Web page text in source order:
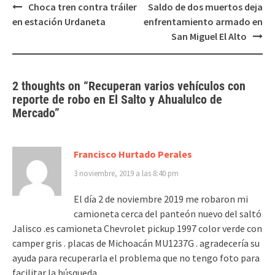
Post
navigation
Choca tren contra tráiler
en estación Urdaneta
Saldo de dos muertos deja
enfrentamiento armado en
San Miguel El Alto
2 thoughts on “Recuperan varios vehículos con
reporte de robo en El Salto y Ahualulco de
Mercado”
Francisco Hurtado Perales
3 noviembre, 2019 a las 8:40 pm
El día 2 de noviembre 2019 me robaron mi
camioneta cerca del panteón nuevo del saltó
Jalisco .es camioneta Chevrolet pickup 1997 color verde con
camper gris . placas de Michoacán MU1237G . agradecería su
ayuda para recuperarla el problema que no tengo foto para